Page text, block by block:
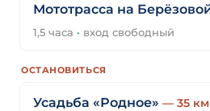
Мототрасса на
1,5 часа · вход свободный
ОСТАНОВИТЬСЯ
Усадьба «Родное» — 35 км